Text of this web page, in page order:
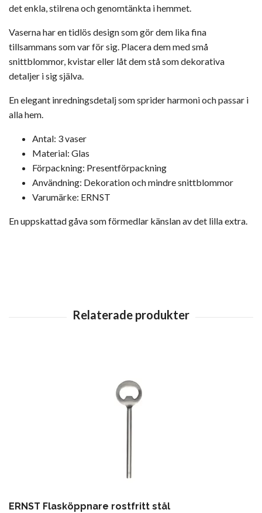
det enkla, stilrena och genomtänkta i hemmet.
Vaserna har en tidlös design som gör dem lika fina
tillsammans som var för sig. Placera dem med små
snittblommor, kvistar eller låt dem stå som dekorativa
detaljer i sig själva.
En elegant inredningsdetalj som sprider harmoni och passar i
alla hem.
Antal: 3 vaser
Material: Glas
Förpackning: Presentförpackning
Användning: Dekoration och mindre snittblommor
Varumärke: ERNST
En uppskattad gåva som förmedlar känslan av det lilla extra.
ERNST Flasköppnare rostfritt stål